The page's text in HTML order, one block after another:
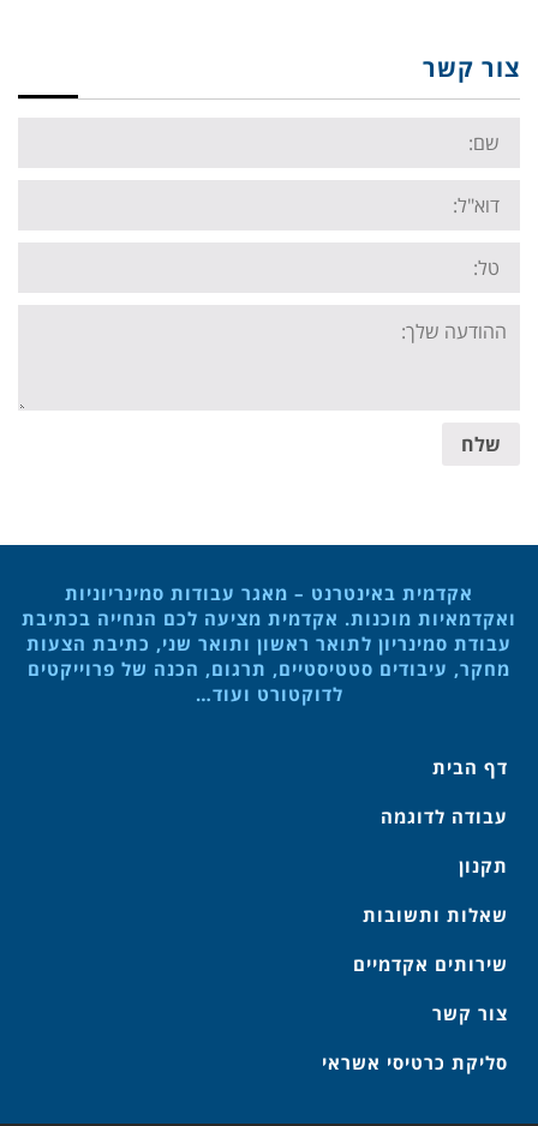
צור קשר
Name:
Email:
Tel:
Your
message:
שלח
אקדמית באינטרנט – מאגר עבודות סמינריוניות
ואקדמאיות מוכנות. אקדמית מציעה לכם הנחייה בכתיבת
עבודת סמינריון לתואר ראשון ותואר שני, כתיבת הצעות
מחקר, עיבודים סטטיסטיים, תרגום, הכנה של פרוייקטים
לדוקטורט ועוד…
דף הבית
עבודה לדוגמה
תקנון
שאלות ותשובות
שירותים אקדמיים
צור קשר
סליקת כרטיסי אשראי